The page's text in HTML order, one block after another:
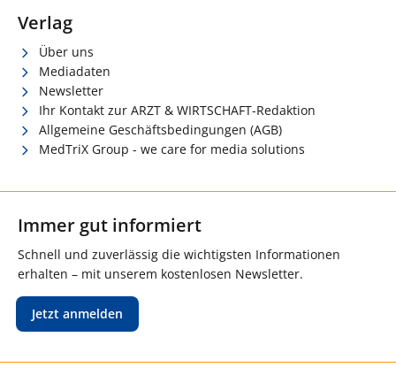
Verlag
Über uns
Mediadaten
Newsletter
Ihr Kontakt zur ARZT & WIRTSCHAFT-Redaktion
Allgemeine Geschäftsbedingungen (AGB)
MedTriX Group - we care for media solutions
Immer gut informiert
Schnell und zuverlässig die wichtigsten Informationen
erhalten – mit unserem kostenlosen Newsletter.
Jetzt anmelden